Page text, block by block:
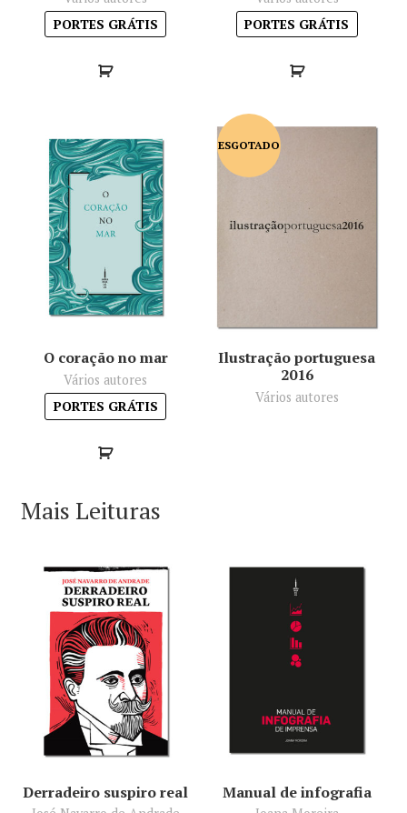
PORTES GRÁTIS
PORTES GRÁTIS
O coração no mar
Vários autores
PORTES GRÁTIS
ESGOTADO
Ilustração portuguesa
2016
Vários autores
Mais Leituras
Derradeiro suspiro real Manual de infografia